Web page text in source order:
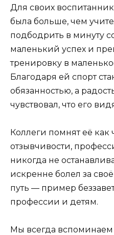
Для своих
была больше, чем
подбодрить в минуту
маленький успех и
тренировку в
Благодаря ей спорт
обязанностью, а
чувствовал, что его
Коллеги помнят её как
отзывчивости,
никогда не
искренне болел за
путь — пример
профессии и детям.
Мы всегда